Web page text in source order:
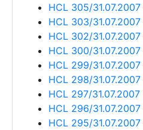
HCL 305/31.07.2007
HCL 303/31.07.2007
HCL 302/31.07.2007
HCL 300/31.07.2007
HCL 299/31.07.2007
HCL 298/31.07.2007
HCL 297/31.07.2007
HCL 296/31.07.2007
HCL 295/31.07.2007